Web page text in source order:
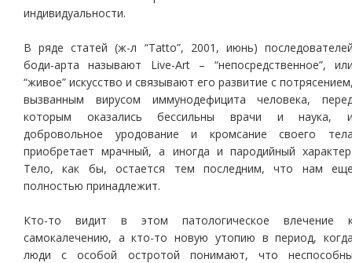
индивидуальности.
В ряде статей (ж-л “Tatto”, 2001, июнь)
боди-арта называют Live-Art – “непосредственное”,
“живое” искусство и связывают его развитие с
вызванным вирусом иммунодефицита человека,
которым оказались бессильны врачи и наука,
добровольное уродование и кромсание своего
приобретает мрачный, а иногда и пародийный
Тело, как бы, остается тем последним, что нам
полностью принадлежит.
Кто-то видит в этом патологическое влечение
самокалечению, а кто-то новую утопию в период,
люди с особой остротой понимают, что